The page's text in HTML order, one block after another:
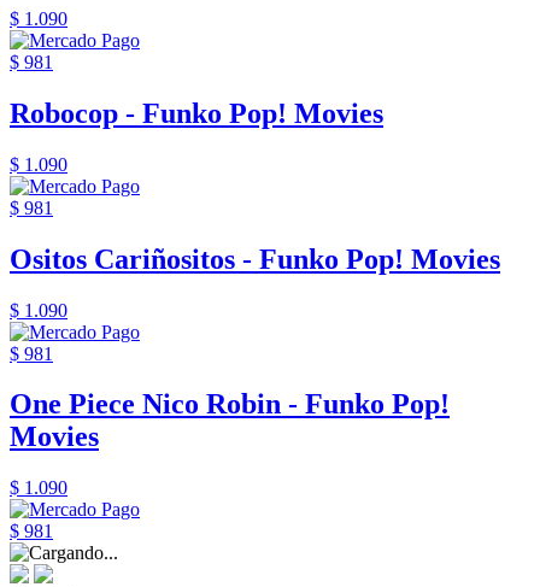
$ 1.090
$ 981
Robocop - Funko Pop! Movies
$ 1.090
$ 981
Ositos Cariñositos - Funko Pop! Movies
$ 1.090
$ 981
One Piece Nico Robin - Funko Pop!
Movies
$ 1.090
$ 981